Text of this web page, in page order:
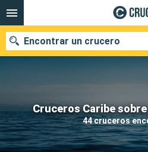
Cruceros Caribe
44 cruceros
Encontrar un crucero
Nuestros destinos
Fecha de salida